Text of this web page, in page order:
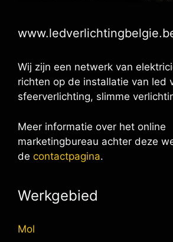
Wij zijn een netwerk van
richten op de installatie van led
sfeerverlichting, slimme
Meer informatie over het online
marketingbureau achter deze
de contactpagina.
Werkgebied
Mol